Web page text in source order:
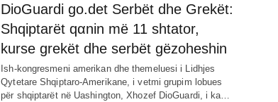
DioGuardi go.det Serbët dhe Grekët:
Shqiptarët qαnin më 11 shtator,
kurse grekët dhe serbët gëzoheshin
Ish-kongresmeni amerikan dhe themeluesi i Lidhjes
Qytetare Shqiptaro-Amerikane, i vetmi grupim lobues
për shqiptarët në Uashington, Xhozef DioGuardi, i ka…